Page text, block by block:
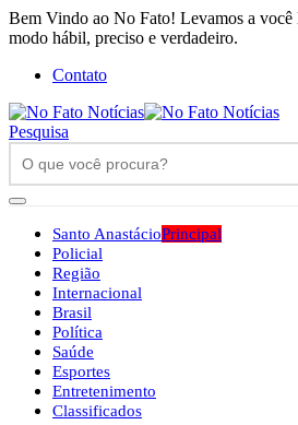
Bem Vindo ao No Fato! Levamos a você
modo hábil, preciso e verdadeiro.
Contato
Pesquisa
Santo AnastácioPrincipal
Policial
Região
Internacional
Brasil
Política
Saúde
Esportes
Entretenimento
Classificados